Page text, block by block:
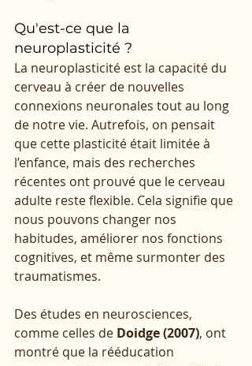
Qu'est-ce que la
neuroplasticité ?
La neuroplasticité est la capacité du
cerveau à créer de nouvelles
connexions neuronales tout au long
de notre vie. Autrefois, on pensait
que cette plasticité était limitée à
l’enfance, mais des recherches
récentes ont prouvé que le cerveau
adulte reste flexible. Cela signifie que
nous pouvons changer nos
habitudes, améliorer nos fonctions
cognitives, et même surmonter des
traumatismes.
Des études en neurosciences,
comme celles de Doidge (2007), ont
montré que la rééducation